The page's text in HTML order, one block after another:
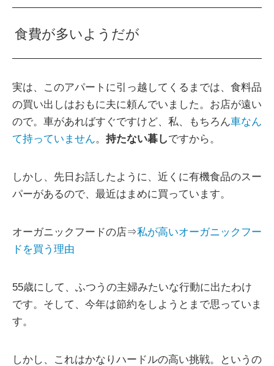
食費が多いようだが
実は、このアパートに引っ越してくるまでは、食料品
の買い出しはおもに夫に頼んでいました。お店が遠い
ので。車があればすぐですけど、私、もちろん車なん
て持っていません。 持たない暮しですから。
しかし、先日お話したように、近くに有機食品のスー
パーがあるので、最近はまめに買っています。
オーガニックフードの店⇒私が高いオーガニックフー
ドを買う理由
55歳にして、ふつうの主婦みたいな行動に出たわけ
です。そして、今年は節約をしようとまで思っていま
す。
しかし、これはかなりハードルの高い挑戦。というの